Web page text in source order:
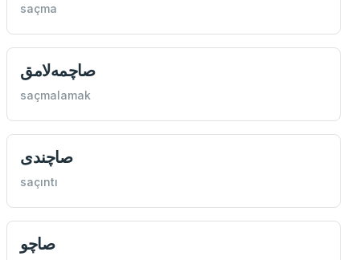
saçma
صاچمه‌لامق
saçmalamak
صاچندی
saçıntı
صاچو